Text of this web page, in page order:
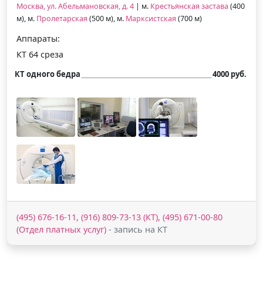
Москва, ул. Абельмановская, д. 4 | м. Крестьянская застава (400
м), м. Пролетарская (500 м), м. Марксистская (700 м)
Аппараты:
КТ 64 среза
КТ одного бедра 4000 руб.
(495) 676-16-11, (916) 809-73-13 (КТ), (495) 671-00-80
(Отдел платных услуг) - запись на КТ